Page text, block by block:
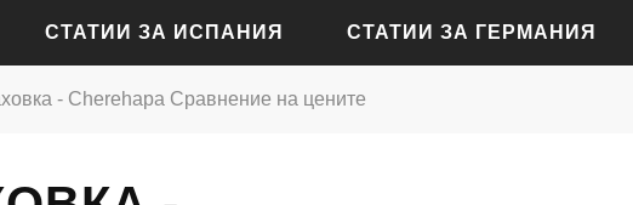
СТАТИИ ЗА ИСПАНИЯ
СТАТИИ ЗА БАРСЕЛОНА
СТАТИИ ЗА ГЕРМАНИЯ
- Cherehapa Сравнение на цените